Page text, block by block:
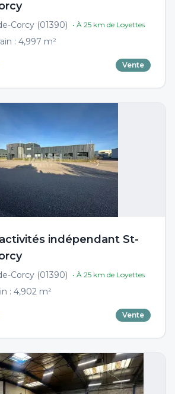
Corcy (01390) • À 25 km de Loyettes
: 4,997 m²
Vente
indépendant St-
Corcy (01390) • À 25 km de Loyettes
: 4,902 m²
Vente